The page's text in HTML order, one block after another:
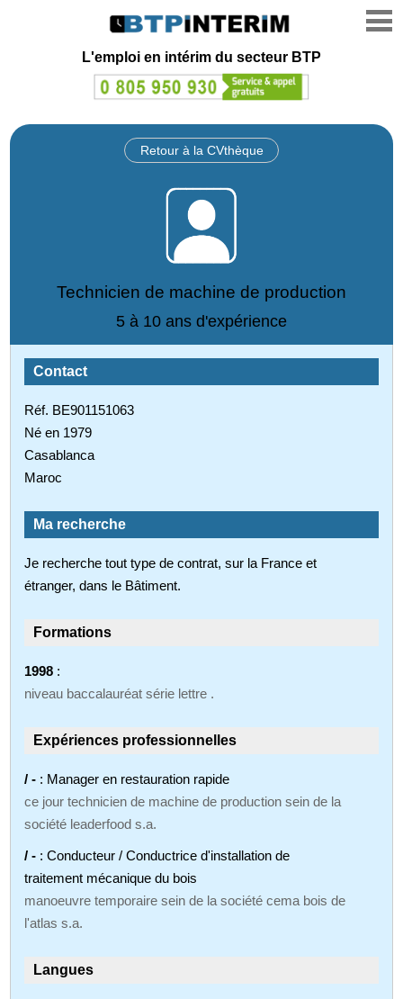
L'emploi en intérim du secteur BTP
Retour à la CVthèque
Technicien de machine de production
5 à 10 ans d'expérience
Contact
Réf. BE901151063
Né en 1979
Casablanca
Maroc
Ma recherche
Je recherche tout type de contrat, sur la France et
étranger, dans le Bâtiment.
Formations
1998 :
niveau baccalauréat série lettre .
Expériences professionnelles
/ - : Manager en restauration rapide
ce jour technicien de machine de production sein de la
société leaderfood s.a.
/ - : Conducteur / Conductrice d'installation de
traitement mécanique du bois
manoeuvre temporaire sein de la société cema bois de
l'atlas s.a.
Langues